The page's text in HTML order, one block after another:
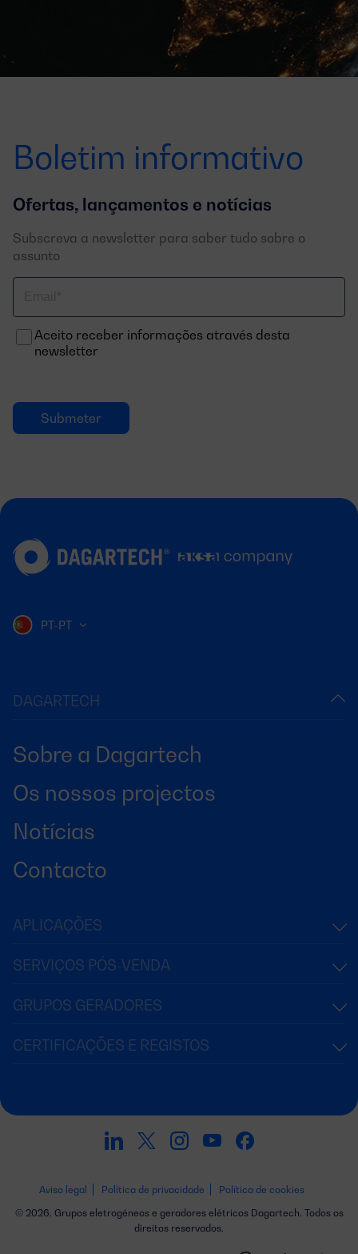
Boletim informativo
Ofertas, lançamentos e notícias
Subscreva a newsletter para saber tudo sobre o
assunto
electrónico
Aceito receber informações através desta
newsletter
DAGARTECH
Sobre a Dagartech
Os nossos projectos
Notícias
Contacto
PT-PT
APLICAÇÕES
SERVIÇOS PÓS-VENDA
GRUPOS GERADORES
CERTIFICAÇÕES E REGISTOS
Aviso legal Política de privacidade
Política de cookies
© 2026. Grupos eletrogéneos e geradores elétricos Dagartech. Todos os
direitos reservados.